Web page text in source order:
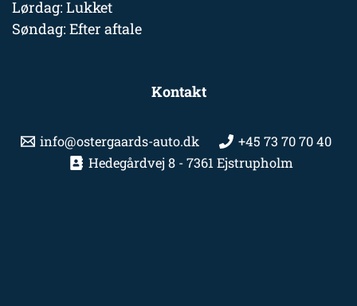
Lørdag: Lukket
Søndag: Efter aftale
Kontakt
info@ostergaards-auto.dk
+45 73 70 70 40
Hedegårdvej 8 - 7361 Ejstrupholm